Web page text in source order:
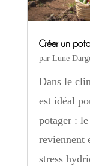
Créer un
par Lune
Dans le
est idéal
potager :
reviennent
stress